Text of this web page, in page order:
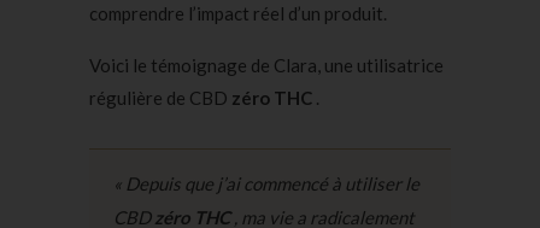
comprendre l’impact réel d’un produit.
Voici le témoignage de Clara, une utilisatrice
régulière de CBD zéro THC .
« Depuis que j’ai commencé à utiliser le
CBDzéro THC , ma vie a radicalement